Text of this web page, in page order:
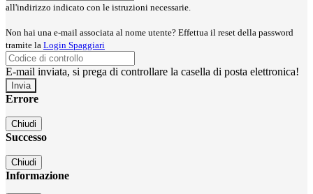
all'indirizzo indicato con le istruzioni necessarie.
Non hai una e-mail associata al nome utente? Effettua il reset della password
tramite la Login Spaggiari
E-mail inviata, si prega di controllare la casella di posta elettronica!
Errore
Chiudi
Successo
Chiudi
Informazione